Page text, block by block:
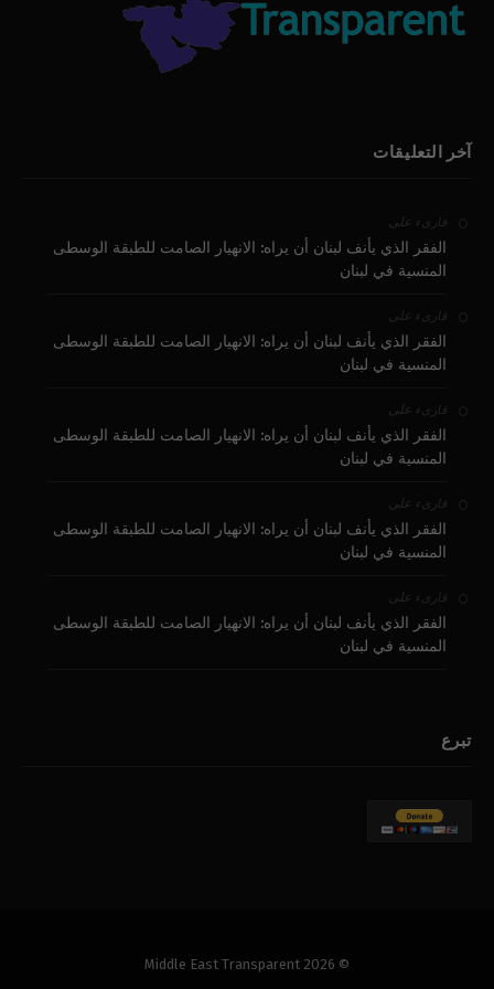
آخر التعليقات
قارىء على
الفقر الذي يأنف لبنان أن يراه: الانهيار الصامت للطبقة الوسطى
المنسية في لبنان
قارىء على
الفقر الذي يأنف لبنان أن يراه: الانهيار الصامت للطبقة الوسطى
المنسية في لبنان
قارىء على
الفقر الذي يأنف لبنان أن يراه: الانهيار الصامت للطبقة الوسطى
المنسية في لبنان
قارىء على
الفقر الذي يأنف لبنان أن يراه: الانهيار الصامت للطبقة الوسطى
المنسية في لبنان
قارىء على
الفقر الذي يأنف لبنان أن يراه: الانهيار الصامت للطبقة الوسطى
المنسية في لبنان
تبرع
© 2026 Middle East Transparent